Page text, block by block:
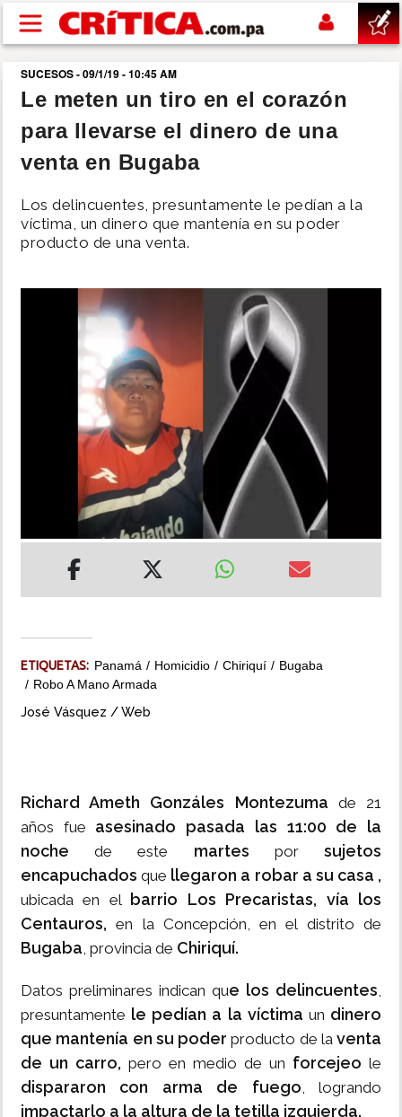
Pasar al contenido principal
buscar
SUCESOS
POLÍTICA
DEPORTES
INSÓLITAS
IMPRESO
SUCESOS - 09/1/19 - 10:45 AM
Le meten un tiro en el corazón
para llevarse el dinero de una
venta en Bugaba
Los delincuentes, presuntamente le pedían a la
víctima, un dinero que mantenía en su poder
producto de una venta.
ETIQUETAS: Panamá Homicidio Chiriquí
Bugaba
Robo A Mano Armada
José Vásquez / Web
Richard Ameth Gonzáles Montezuma de 21
años fue asesinado pasada las 11:00 de la
noche de este martes porsujetos
encapuchadosque llegaron a robar a su casa ,
ubicada en el barrio Los Precaristas, vía los
Centauros, en la Concepción, en el distrito de
Bugaba, provincia de Chiriquí.
Datos preliminares indican que los delincuentes,
presuntamente le pedían a la víctima un dinero
que mantenía en su poderproducto de la venta
de un carro, pero en medio de un forcejeo le
dispararon con arma de fuego, logrando
impactarlo a la altura de la tetilla izquierda.